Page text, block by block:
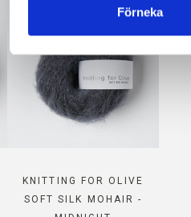
Förneka
KNITTING FOR OLIVE
SOFT SILK MOHAIR -